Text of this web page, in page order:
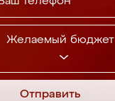
Желаемый бюджет
Отправить